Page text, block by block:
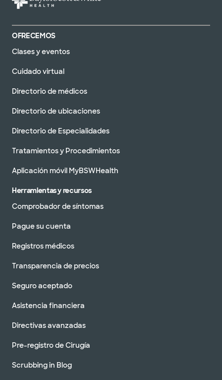
White - Dallas
DIRECCIONES
pacientes sin cita
Baylor Scott & White T. Boone
Pickens Cancer Hospital
3535 Worth St, Dallas, TX, 75246
DIRECCIONES
Aceptamos visitas sin cita previa
parte de Baylor Scott & White
3500 Gaston Ave, Dallas, TX, 75246
DIRECCIONES
OFRECEMOS
Clases y eventos
Cuidado virtual
Directorio de médicos
Directorio de ubicaciones
Directorio de Especialidades
Tratamientos y Procedimientos
Aplicación móvil MyBSWHealth
Herramientas y recursos
Comprobador de síntomas
Pague su cuenta
Registros médicos
Transparencia de precios
Seguro aceptado
Asistencia financiera
Directivas avanzadas
Pre-registro de Cirugía
Scrubbing in Blog